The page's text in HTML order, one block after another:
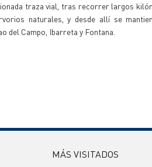
traza vial, tras recorrer largos
naturales, y desde allí se
del Campo, Ibarreta y Fontana.
MÁS VISITADOS